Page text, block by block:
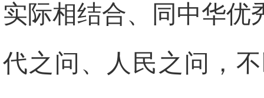
实际相结合、同中华优
代之问、人民之问，